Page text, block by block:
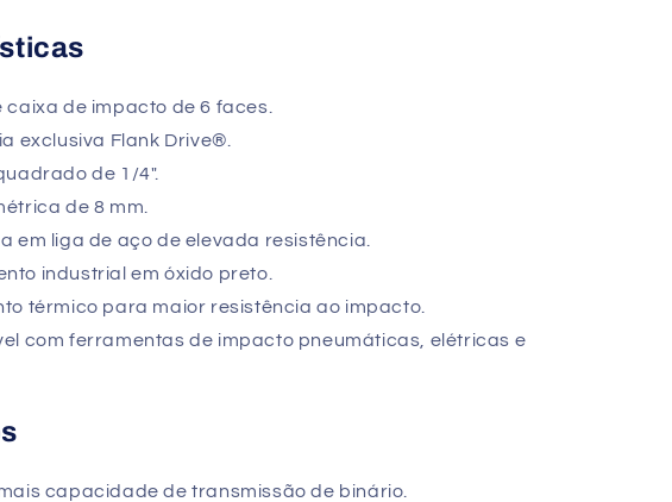
caixa de impacto de 6 faces.
exclusiva Flank Drive®.
de 1/4".
de 8 mm.
em liga de aço de elevada resistência.
industrial em óxido preto.
térmico para maior resistência ao impacto.
com ferramentas de impacto pneumáticas, elétricas e
capacidade de transmissão de binário.